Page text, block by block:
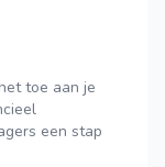
toe aan je
een stap